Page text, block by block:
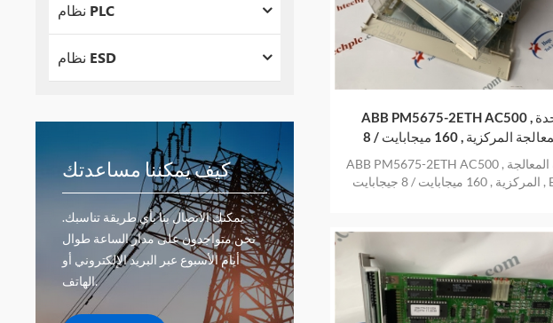
ABB PM5675-2ETH AC500 , وحدة
المعالجة المركزية , 160 ميجابايت / 8
جيجابايت , ETH
ABB PM5675-2ETH AC500 , وحدة المعالجة
المركزية , 160 ميجابايت / 8 جيجابايت , ETH
نظام PLC
نظام ESD
كيف يمكننا مساعدتك
يمكنك الاتصال بنا بأي طريقة تناسبك.
نحن متواجدون على مدار الساعة طوال
أيام الأسبوع عبر البريد الإلكتروني أو
الهاتف.